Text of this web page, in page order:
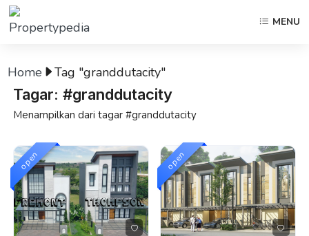
MENU
Home Tag "granddutacity"
Tagar: #granddutacity
Menampilkan dari tagar #granddutacity
open open